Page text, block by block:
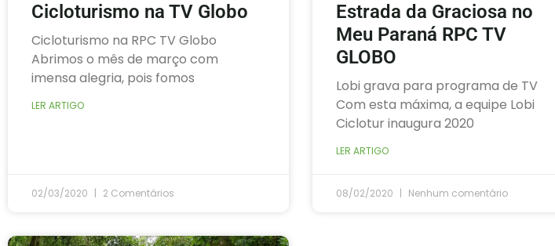
Cicloturismo na TV Globo
Cicloturismo na RPC TV Globo
Abrimos o mês de março com
imensa alegria, pois fomos
LER ARTIGO
02/03/2020 2 Comentários
Estrada da Graciosa no
Meu Paraná RPC TV
GLOBO
Lobi grava para programa de TV
Com esta máxima, a equipe Lobi
Ciclotur inaugura 2020
LER ARTIGO
08/02/2020 Nenhum comentário